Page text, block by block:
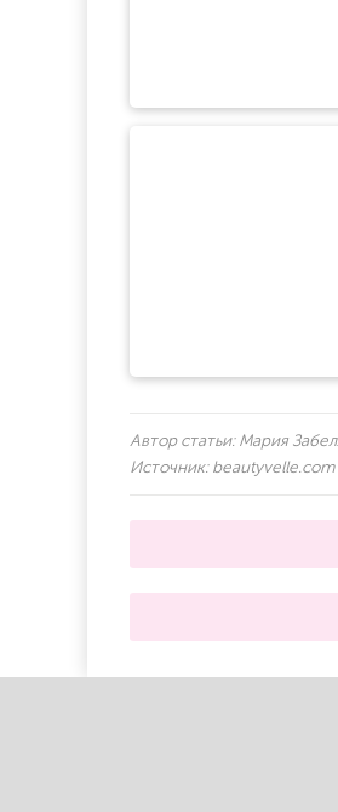
Автор статьи: Мария
Источник: beautyvelle.com